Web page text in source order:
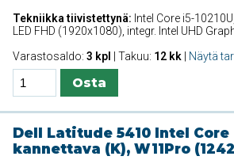
Tekniikka tiivistettynä: Intel Core i5-
LED FHD (1920x1080), integr. Intel UHD
Varastosaldo: 3 kpl | Takuu: 12 kk| Näytä
Dell Latitude 5410 Intel Core
kannettava (K), W11Pro